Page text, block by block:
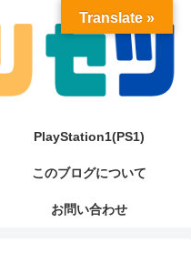
PlayStation1(PS1)
このブログについて
お問い合わせ
Translate »